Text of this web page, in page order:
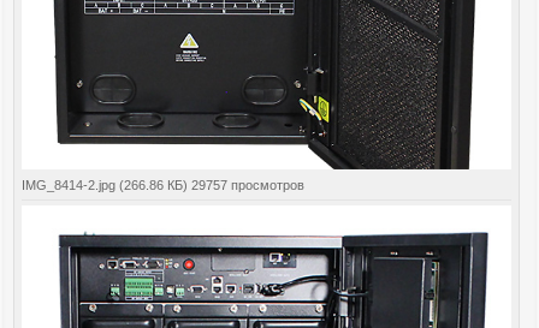
IMG_8414-2.jpg (266.86 КБ) 29757 просмотров